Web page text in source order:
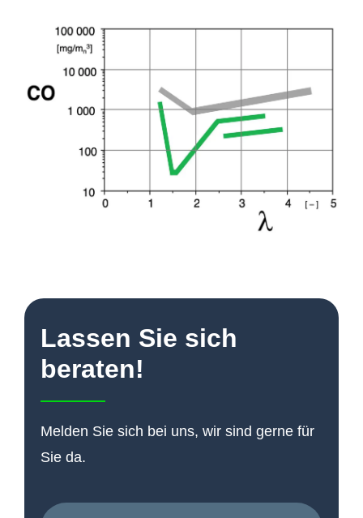
Lassen Sie sich
beraten!
Melden Sie sich bei uns, wir sind gerne für
Sie da.